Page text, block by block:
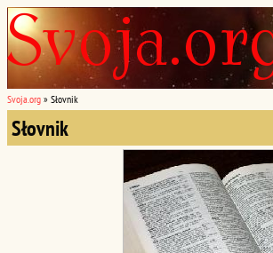
Svoja.org » Słovnik
Słovnik